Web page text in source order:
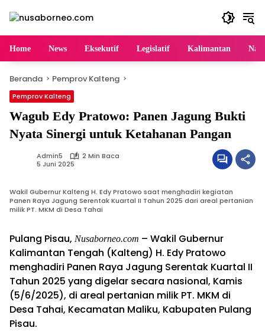
Home News Eksekutif Legislatif Kalimantan
Beranda Pemprov Kalteng
Pemprov Kalteng
Wagub Edy Pratowo: Panen Jagung Bukti
Nyata Sinergi untuk Ketahanan Pangan
Admin5
2 Min Baca
5 Juni 2025
Wakil Gubernur Kalteng H. Edy Pratowo saat menghadiri kegiatan
Panen Raya Jagung Serentak Kuartal II Tahun 2025 dari areal pertanian
milik PT. MKM di Desa Tahai
Pulang Pisau, Nusaborneo.com – Wakil Gubernur
Kalimantan Tengah (Kalteng) H. Edy Pratowo
menghadiri Panen Raya Jagung Serentak Kuartal II
Tahun 2025 yang digelar secara nasional, Kamis
(5/6/2025), di areal pertanian milik PT. MKM di
Desa Tahai, Kecamatan Maliku, Kabupaten Pulang
Pisau.